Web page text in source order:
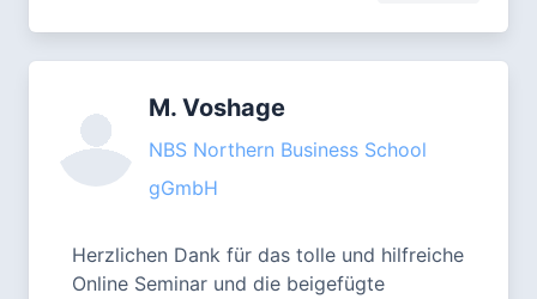
M. Voshage
NBS Northern Business School
gGmbH
Herzlichen Dank für das tolle und hilfreiche
Online Seminar und die beigefügte